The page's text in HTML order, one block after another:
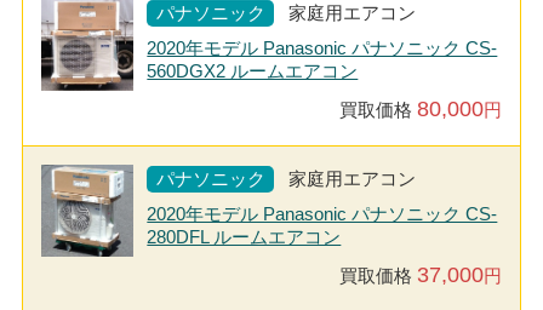
パナソニック
家庭用エアコン
2020年モデル Panasonic パナソニック CS-
560DGX2 ルームエアコン
買取価格80,000円
パナソニック
家庭用エアコン
2020年モデル Panasonic パナソニック CS-
280DFL ルームエアコン
買取価格 37,000円